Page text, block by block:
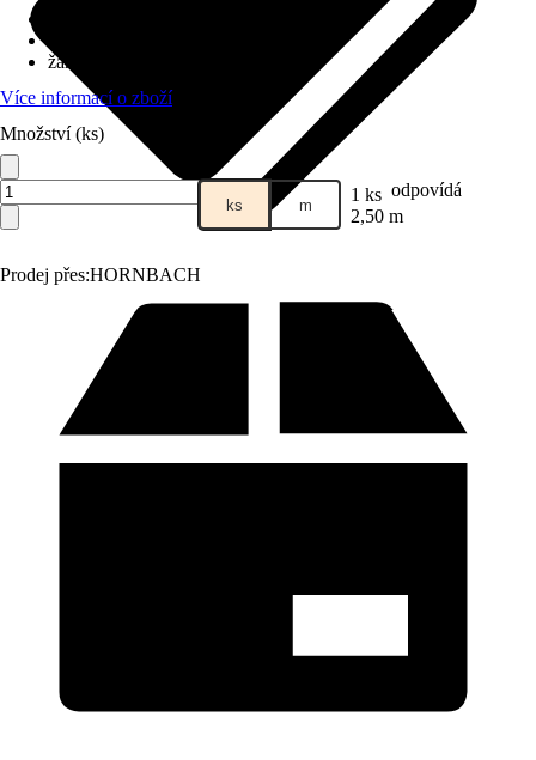
Prodej přes:HORNBACH
žáruvzdorné do
Více informací o zboží
Množství (ks)
ks m 1 ks odpovídá
2,50 m